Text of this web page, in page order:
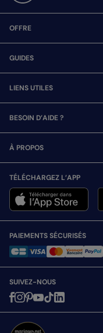
OFFRE
GUIDES
LIENS UTILES
BESOIN D’AIDE ?
À PROPOS
TÉLÉCHARGEZ L’APP
PAIEMENTS SÉCURISÉS
SUIVEZ-NOUS